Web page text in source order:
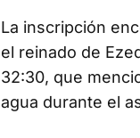
La inscripción
el reinado de
32:30, que
agua durante el